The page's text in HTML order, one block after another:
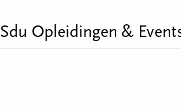
Sdu Opleidingen &